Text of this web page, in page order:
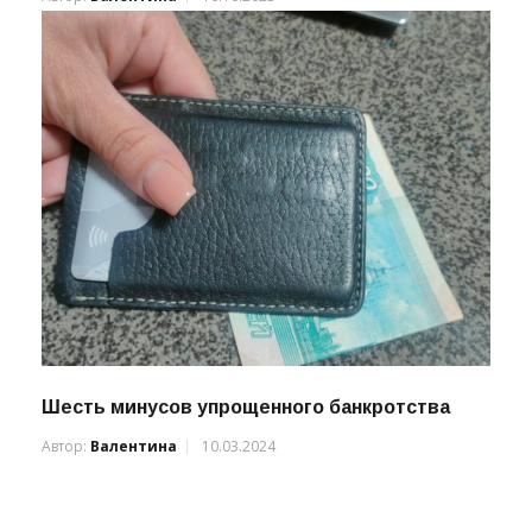
Шесть минусов упрощенного банкротства
Автор: Валентина 10.03.2024